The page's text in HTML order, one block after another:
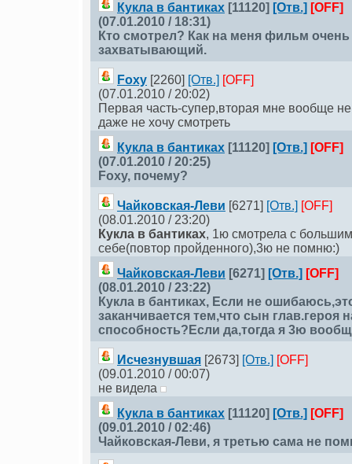
Кукла в бантиках [11120] [Отв.] [OFF]
(07.01.2010 / 18:31)
Кто смотрел? Как на меня фильм
захватывающий.
Foxy [2260] [Отв.] [OFF]
(07.01.2010 / 20:02)
Первая часть-супер,вторая мне вообще
даже не хочу смотреть
Кукла в бантиках [11120] [Отв.] [OFF]
(07.01.2010 / 20:25)
Foxy, почему?
Чайковская-Леви [6271] [Отв.] [OFF]
(08.01.2010 / 23:20)
Кукла в бантиках, 1ю смотрела с
себе(повтор пройденного),3ю не помню:)
Чайковская-Леви [6271] [Отв.] [OFF]
(08.01.2010 / 23:22)
Кукла в бантиках, Если не
заканчивается тем,что сын глав.героя
способность?Если да,тогда я 3ю
Исчезнувшая [2673] [Отв.] [OFF]
(09.01.2010 / 00:07)
не видела
Кукла в бантиках [11120] [Отв.] [OFF]
(09.01.2010 / 02:46)
Чайковская-Леви, я третью сама не